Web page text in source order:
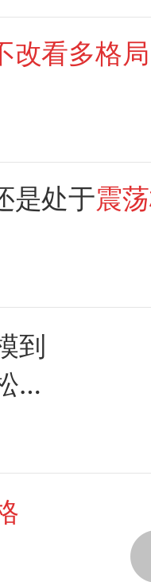
改看多格局
是处于震
到
格